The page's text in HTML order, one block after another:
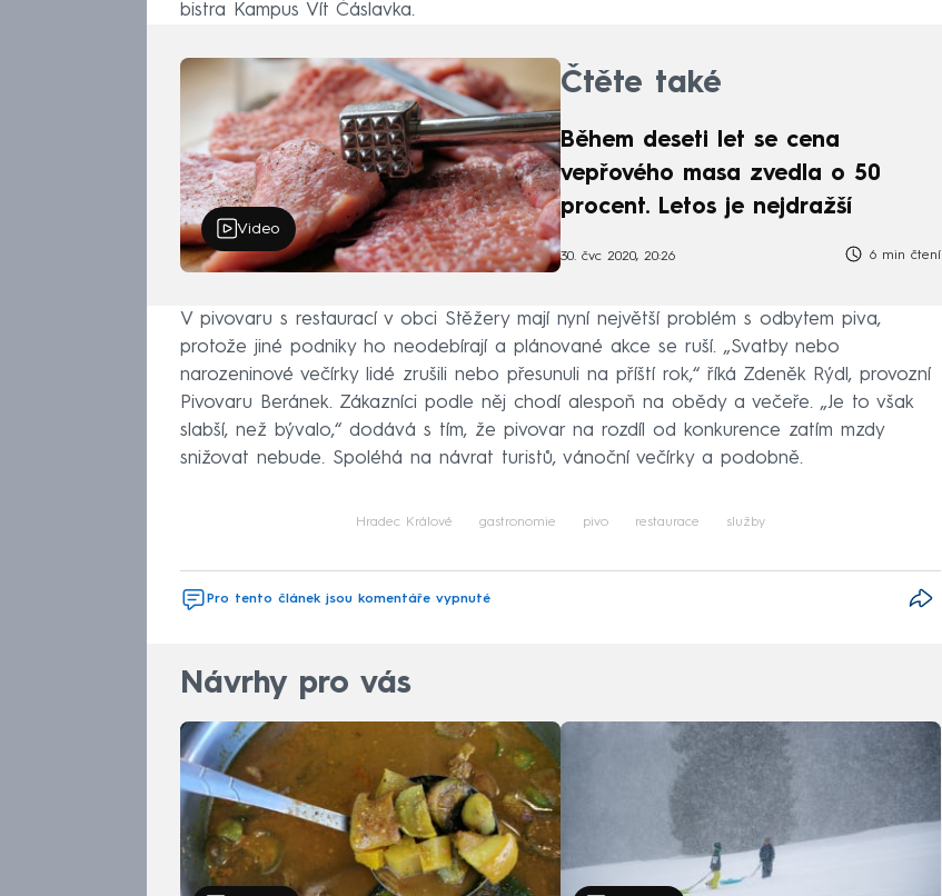
bistra Kampus Vít Čáslavka.
Video
Čtěte také
Během deseti let se cena
vepřového masa zvedla o 50
procent. Letos je nejdražší
30. čvc 2020, 20:26 6 min čtení
V pivovaru s restaurací v obci Stěžery mají nyní největší problém s odbytem piva,
protože jiné podniky ho neodebírají a plánované akce se ruší. „Svatby nebo
narozeninové večírky lidé zrušili nebo přesunuli na příští rok,“ říká Zdeněk Rýdl, provozní
Pivovaru Beránek. Zákazníci podle něj chodí alespoň na obědy a večeře. „Je to však
slabší, než bývalo,“ dodává s tím, že pivovar na rozdíl od konkurence zatím mzdy
snižovat nebude. Spoléhá na návrat turistů, vánoční večírky a podobně.
Hradec Králové gastronomie pivo restaurace služby
Pro tento článek jsou komentáře vypnuté
Návrhy pro vás